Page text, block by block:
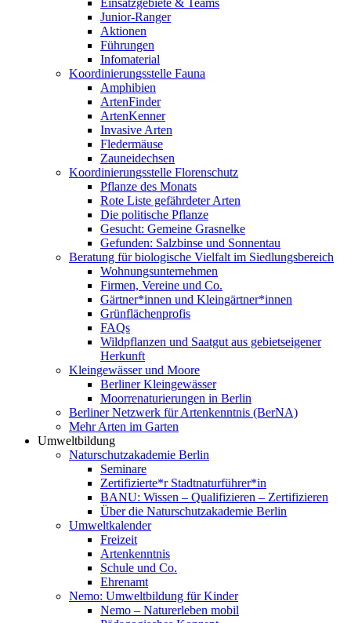
Einsatzgebiete & Teams
Junior-Ranger
Aktionen
Führungen
Infomaterial
Koordinierungsstelle Fauna
Amphibien
ArtenFinder
ArtenKenner
Invasive Arten
Fledermäuse
Zauneidechsen
Koordinierungsstelle Florenschutz
Pflanze des Monats
Rote Liste gefährdeter Arten
Die politische Pflanze
Gesucht: Gemeine Grasnelke
Gefunden: Salzbinse und Sonnentau
Beratung für biologische Vielfalt im Siedlungsbereich
Wohnungsunternehmen
Firmen, Vereine und Co.
Gärtner*innen und Kleingärtner*innen
Grünflächenprofis
FAQs
Wildpflanzen und Saatgut aus gebietseigener
Herkunft
Kleingewässer und Moore
Berliner Kleingewässer
Moorrenaturierungen in Berlin
Berliner Netzwerk für Artenkenntnis (BerNA)
Mehr Arten im Garten
Umweltbildung
Naturschutzakademie Berlin
Seminare
Zertifizierte*r Stadtnaturführer*in
BANU: Wissen – Qualifizieren – Zertifizieren
Über die Naturschutzakademie Berlin
Umweltkalender
Freizeit
Artenkenntnis
Schule und Co.
Ehrenamt
Nemo: Umweltbildung für Kinder
Nemo – Naturerleben mobil